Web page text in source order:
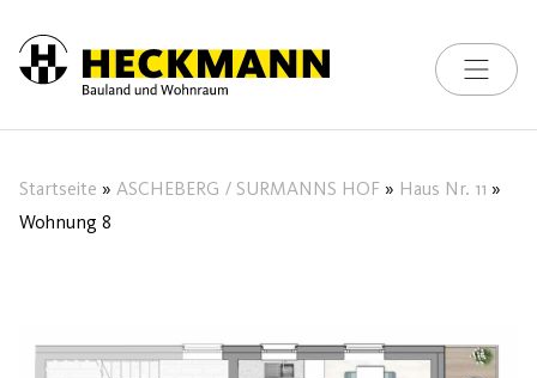
Skip to content
Toggle
Startseite » ASCHEBERG / SURMANNS HOF » Haus Nr. 11 »
Wohnung 8